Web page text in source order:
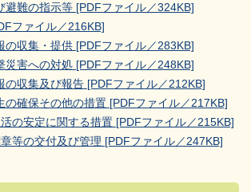
避難の指示等 [PDFファイル／324KB]
ファイル／216KB]
の収集・提供 [PDFファイル／283KB]
災害への対処 [PDFファイル／248KB]
の収集及び報告 [PDFファイル／212KB]
の確保その他の措置 [PDFファイル／217KB]
の安定に関する措置 [PDFファイル／215KB]
等の交付及び管理 [PDFファイル／247KB]